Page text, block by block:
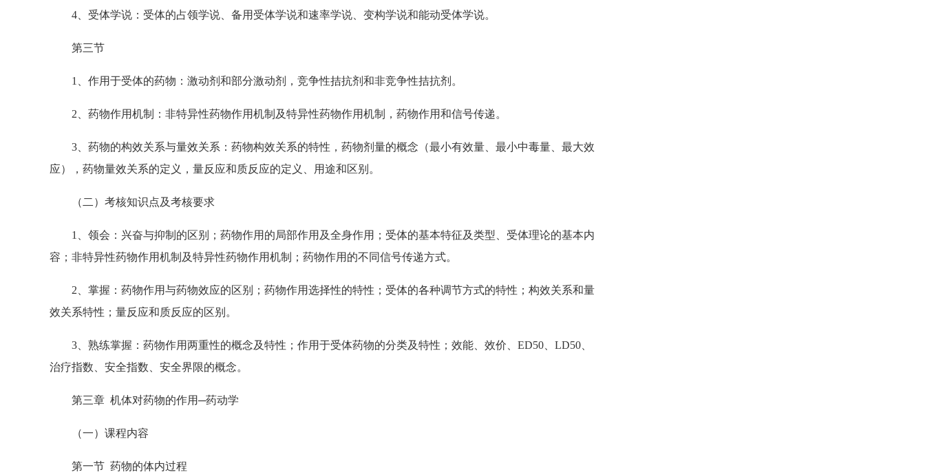
4、受体学说：受体的占领学说、备用受体学说和速率学说、变构学说和能动受体学说。
第三节
1、作用于受体的药物：激动剂和部分激动剂，竞争性拮抗剂和非竞争性拮抗剂。
2、药物作用机制：非特异性药物作用机制及特异性药物作用机制，药物作用和信号传递。
3、药物的构效关系与量效关系：药物构效关系的特性，药物剂量的概念（最小有效量、最小中毒量、最大效
应），药物量效关系的定义，量反应和质反应的定义、用途和区别。
（二）考核知识点及考核要求
1、领会：兴奋与抑制的区别；药物作用的局部作用及全身作用；受体的基本特征及类型、受体理论的基本内
容；非特异性药物作用机制及特异性药物作用机制；药物作用的不同信号传递方式。
2、掌握：药物作用与药物效应的区别；药物作用选择性的特性；受体的各种调节方式的特性；构效关系和量
效关系特性；量反应和质反应的区别。
3、熟练掌握：药物作用两重性的概念及特性；作用于受体药物的分类及特性；效能、效价、ED50、LD50、
治疗指数、安全指数、安全界限的概念。
第三章 机体对药物的作用─药动学
（一）课程内容
第一节 药物的体内过程